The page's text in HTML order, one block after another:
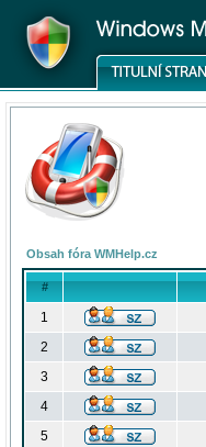
Obsah fóra WMHelp.cz
#
1
2
3
4
5